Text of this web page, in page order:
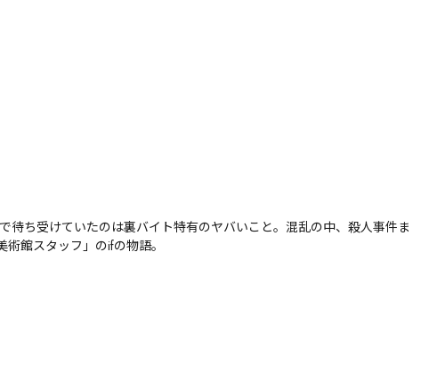
待ち受けていたのは裏バイト特有のヤバいこと。混乱の中、殺人事件ま
館スタッフ」のifの物語。